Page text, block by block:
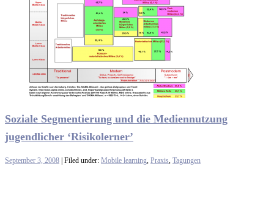
Soziale Segmentierung und die Mediennutzung
jugendlicher ‘Risikolerner’
September 3, 2008 | Filed under: Mobile learning, Praxis, Tagungen